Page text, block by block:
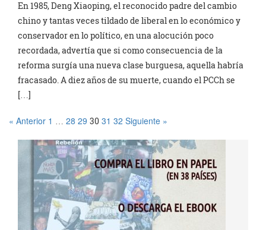
En 1985, Deng Xiaoping, el reconocido padre del cambio
chino y tantas veces tildado de liberal en lo económico y
conservador en lo político, en una alocución poco
recordada, advertía que si como consecuencia de la
reforma surgía una nueva clase burguesa, aquella habría
fracasado. A diez años de su muerte, cuando el PCCh se
[…]
« Anterior 1 28 29 30 31 32 Siguiente »